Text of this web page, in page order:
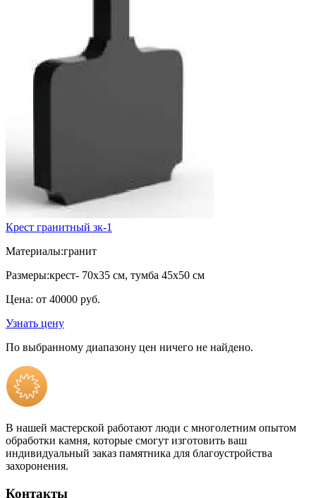
Крест гранитный зк-1
Материалы:гранит
Размеры:крест- 70х35 см, тумба 45х50 см
Цена: от 40000 руб.
Узнать цену
По выбранному диапазону цен ничего не найдено.
В нашей мастерской работают люди с многолетним опытом
обработки камня, которые смогут изготовить ваш
индивидуальный заказ памятника для благоустройства
захоронения.
Контакты